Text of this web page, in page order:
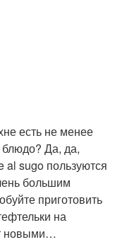
есть не менее
Да, да,
al sugo пользуются
большим
приготовить
на
новыми…